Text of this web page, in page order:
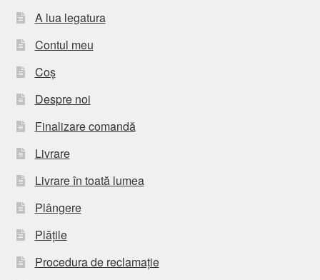
A lua legatura
Contul meu
Coș
Despre noi
Finalizare comandă
Livrare
Livrare în toată lumea
Plângere
Plățile
Procedura de reclamație